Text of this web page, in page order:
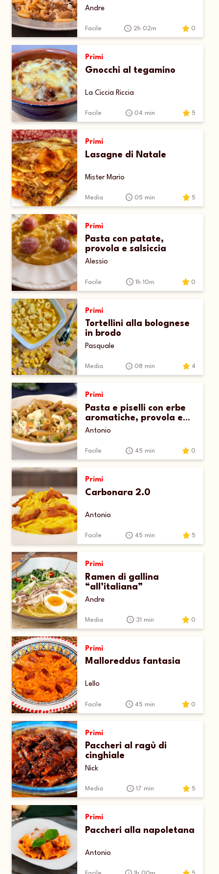
Andre
Facile 2h 02m 0
Primi
Gnocchi al tegamino
La Ciccia Riccia
Facile 04 min 5
Primi
Lasagne di Natale
Mister Mario
Media 05 min 5
Primi
Pasta con patate,
provola e salsiccia
Alessio
Facile 1h 10m 0
Primi
Tortellini alla bolognese
in brodo
Pasquale
Media 08 min 4
Primi
Pasta e piselli con erbe
aromatiche, provola e
prosciutto
Antonio
Facile 45 min 0
Primi
Carbonara 2.0
Antonio
Facile 45 min 5
Primi
Ramen di gallina
“all’italiana”
Andre
Media 31 min 0
Primi
Malloreddus fantasia
Lello
Facile 45 min 0
Primi
Paccheri al ragù di
cinghiale
Nick
Media 17 min 5
Primi
Paccheri alla napoletana
Antonio